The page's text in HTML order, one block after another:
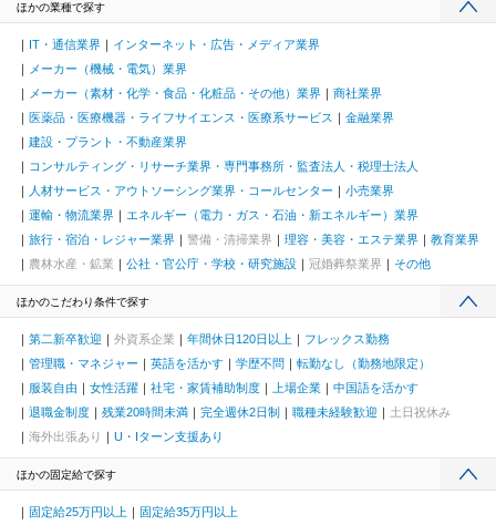
ほかの業種で探す
IT・通信業界
インターネット・広告・メディア業界
メーカー（機械・電気）業界
メーカー（素材・化学・食品・化粧品・その他）業界
商社業界
医薬品・医療機器・ライフサイエンス・医療系サービス
金融業界
建設・プラント・不動産業界
コンサルティング・リサーチ業界・専門事務所・監査法人・税理士法人
人材サービス・アウトソーシング業界・コールセンター
小売業界
運輸・物流業界
エネルギー（電力・ガス・石油・新エネルギー）業界
旅行・宿泊・レジャー業界
警備・清掃業界 理容・美容・エステ業界
教育業界
農林水産・鉱業
公社・官公庁・学校・研究施設 冠婚葬祭業界 その他
ほかのこだわり条件で探す
第二新卒歓迎 外資系企業 年間休日120日以上
フレックス勤務
管理職・マネジャー
英語を活かす 学歴不問
転勤なし（勤務地限定）
服装自由
女性活躍 社宅・家賃補助制度 上場企業
中国語を活かす
退職金制度
残業20時間未満 完全週休2日制 職種未経験歓迎
土日祝休み
海外出張あり
U・Iターン支援あり
ほかの固定給で探す
固定給25万円以上 固定給35万円以上